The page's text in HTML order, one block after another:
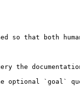
so that both
optional `goal`